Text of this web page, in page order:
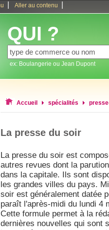
Aller au contenu
QUI ?
ex: Boulangerie ou Jean Dupont
Accueil spécialités
La presse du soir
La presse du soir est
autres revues dont la
dans la capitale. Ils sont
les grandes villes du pays.
soir est généralement datée
paraît l'après-midi du lundi 4
Cette formule permet à la
dernières nouvelles qui sont